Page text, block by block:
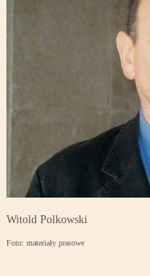
Witold Polkowski
Foto: materiały prasowe